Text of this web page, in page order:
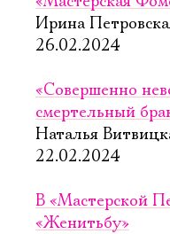
Ирина
26.02.2024
«Совершенно
смертельный
Наталья
22.02.2024
В «Мастерской
«Женитьбу»